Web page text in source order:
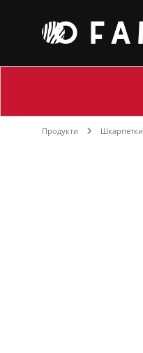
Продукти Шкарпетки